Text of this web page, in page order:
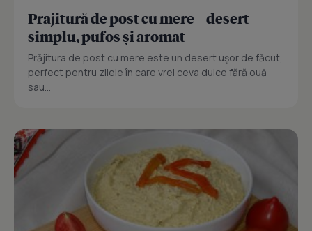
Prajitură de post cu mere – desert
simplu, pufos și aromat
Prăjitura de post cu mere este un desert ușor de făcut,
perfect pentru zilele în care vrei ceva dulce fără ouă
sau...